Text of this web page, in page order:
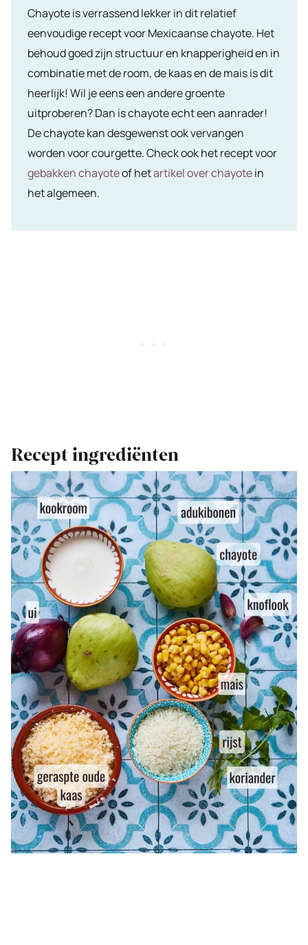
Chayote is verrassend lekker in dit relatief
eenvoudige recept voor Mexicaanse chayote. Het
behoud goed zijn structuur en knapperigheid en in
combinatie met de room, de kaas en de mais is dit
heerlijk! Wil je eens een andere groente
uitproberen? Dan is chayote echt een aanrader!
De chayote kan desgewenst ook vervangen
worden voor courgette. Check ook het recept voor
gebakken chayoteof hetartikel over chayotein
het algemeen.
Recept ingrediënten